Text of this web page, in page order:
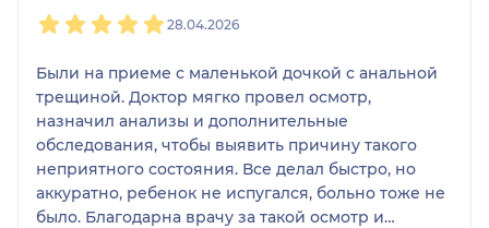
28.04.2026
Были на приеме с маленькой дочкой с анальной
трещиной. Доктор мягко провел осмотр,
назначил анализы и дополнительные
обследования, чтобы выявить причину такого
неприятного состояния. Все делал быстро, но
аккуратно, ребенок не испугался, больно тоже не
было. Благодарна врачу за такой осмотр и